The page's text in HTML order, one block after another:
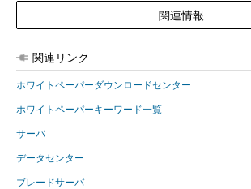
関連情報
関連リンク
ホワイトペーパーダウンロードセンター
ホワイトペーパーキーワード一覧
サーバ
データセンター
ブレードサーバ